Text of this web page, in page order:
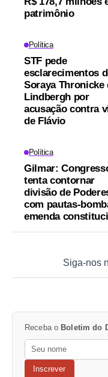
patrimônio
Política
STF pede
esclarecimentos
Soraya Thronicke
Lindbergh por
acusação contra
de Flávio
Política
Gilmar:
tenta contornar
divisão de
com pautas-
emenda
Siga-nos
Receba o Boletim do
Inscrever